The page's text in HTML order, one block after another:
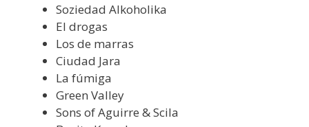
Soziedad Alkoholika
El drogas
Los de marras
Ciudad Jara
La fúmiga
Green Valley
Sons of Aguirre & Scila